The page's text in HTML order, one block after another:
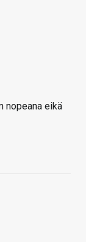
nopeana eikä